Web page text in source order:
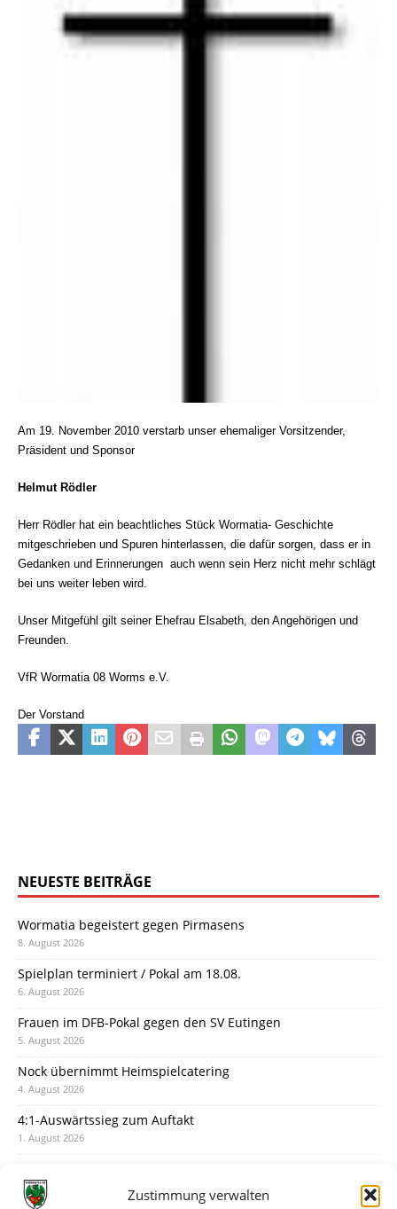
Zustimmung verwalten
Am 19. November 2010 verstarb unser ehemaliger Vorsitzender,
Präsident und Sponsor
Helmut Rödler
Herr Rödler hat ein beachtliches Stück Wormatia- Geschichte
mitgeschrieben und Spuren hinterlassen, die dafür sorgen, dass er in
Gedanken und Erinnerungen  auch wenn sein Herz nicht mehr schlägt 
bei uns weiter leben wird.
Unser Mitgefühl gilt seiner Ehefrau Elsabeth, den Angehörigen und
Freunden.
VfR Wormatia 08 Worms e.V.
Der Vorstand
NEUESTE BEITRÄGE
Wormatia begeistert gegen Pirmasens
8. August 2026
Spielplan terminiert / Pokal am 18.08.
6. August 2026
Frauen im DFB-Pokal gegen den SV Eutingen
5. August 2026
Nock übernimmt Heimspielcatering
4. August 2026
4:1-Auswärtssieg zum Auftakt
1. August 2026
31. Juli 2026